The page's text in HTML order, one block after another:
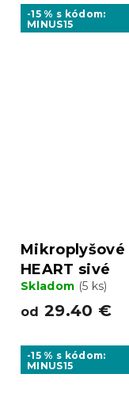
-15 % s kódom:
MINUS15
Mikroplyšové
HEART sivé
Skladom (5 ks)
od 29.40 €
-15 % s kódom:
MINUS15